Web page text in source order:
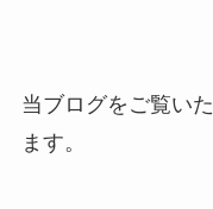
当ブログをご覧い
ます。